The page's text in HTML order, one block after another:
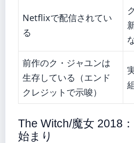
Netflixで配信されてい
る
前作のク・ジャユンは
生存している（エンド
クレジットで示唆）
The Witch/魔女 2018
始まり